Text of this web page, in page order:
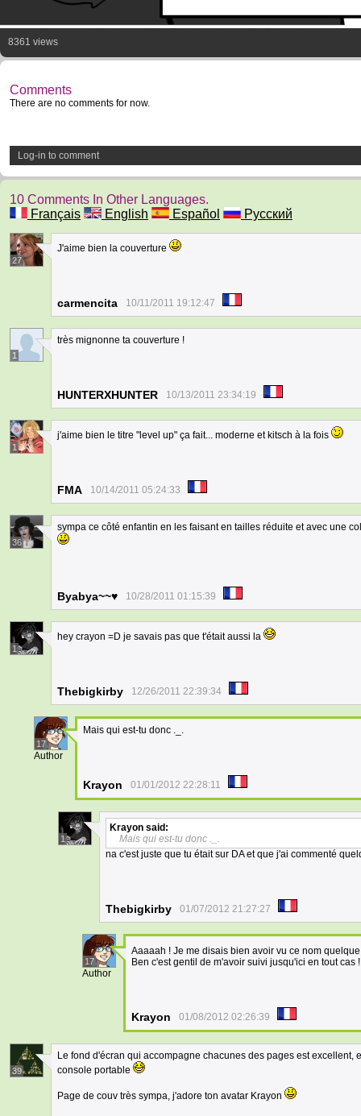
8361 views
Comments
There are no comments for now.
Log-in to comment
10 Comments In Other Languages.
Français
English Español Русский
27
J'aime bien la couverture
carmencita 10/11/2011 19:12:47
1
très mignonne ta couverture !
HUNTERXHUNTER 10/13/2011 23:34:19
1
j'aime bien le titre "level up" ça fait... moderne et kitsch à la fois
FMA 10/14/2011 05:24:33
36
sympa ce côté enfantin en les faisant en tailles réduite et avec une
Byabya~~♥ 10/28/2011 01:15:39
1
hey crayon =D je savais pas que t'était aussi la
Thebigkirby 12/26/2011 22:39:34
17
Author
Mais qui est-tu donc ._.
Krayon 01/01/2012 22:28:11
1
Krayon said:
Mais qui est-tu donc ._.
na c'est juste que tu était sur DA et que j'ai commenté
Thebigkirby 01/07/2012 21:27:27
17
Author
Aaaaah ! Je me disais bien avoir vu ce nom
Ben c'est gentil de m'avoir suivi jusqu'ici en tout cas !
Krayon 01/08/2012 02:26:39
39
Le fond d'écran qui accompagne chacunes des pages est
console portable
Page de couv très sympa, j'adore ton avatar Krayon